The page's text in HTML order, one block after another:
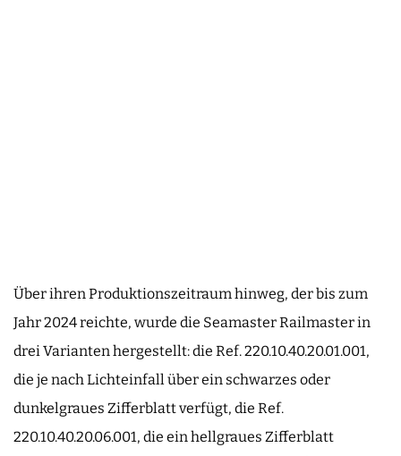
Über ihren Produktionszeitraum hinweg, der bis zum
Jahr 2024 reichte, wurde die Seamaster Railmaster in
drei Varianten hergestellt: die Ref. 220.10.40.20.01.001,
die je nach Lichteinfall über ein schwarzes oder
dunkelgraues Zifferblatt verfügt, die Ref.
220.10.40.20.06.001, die ein hellgraues Zifferblatt